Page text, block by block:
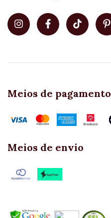
Meios de pagamento
Meios de envio